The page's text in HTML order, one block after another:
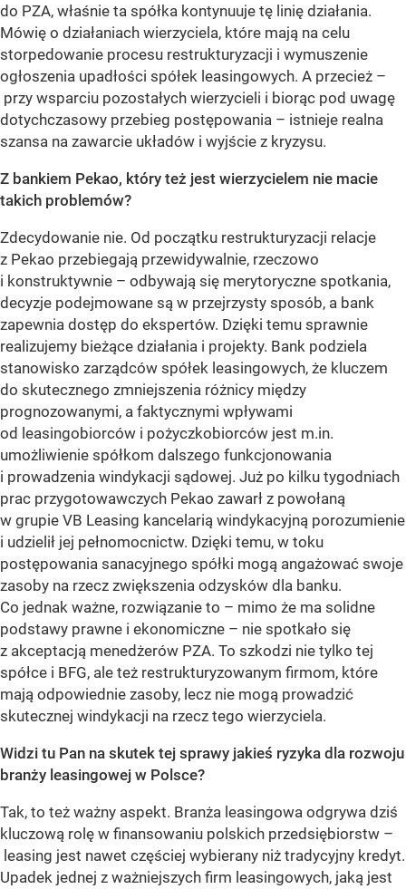
do PZA, właśnie ta spółka kontynuuje tę linię działania.
Mówię o działaniach wierzyciela, które mają na celu
storpedowanie procesu restrukturyzacji i wymuszenie
ogłoszenia upadłości spółek leasingowych. A przecież –
przy wsparciu pozostałych wierzycieli i biorąc pod uwagę
dotychczasowy przebieg postępowania – istnieje realna
szansa na zawarcie układów i wyjście z kryzysu.
Z bankiem Pekao, który też jest wierzycielem nie macie
takich problemów?
Zdecydowanie nie. Od początku restrukturyzacji relacje
z Pekao przebiegają przewidywalnie, rzeczowo
i konstruktywnie – odbywają się merytoryczne spotkania,
decyzje podejmowane są w przejrzysty sposób, a bank
zapewnia dostęp do ekspertów. Dzięki temu sprawnie
realizujemy bieżące działania i projekty. Bank podziela
stanowisko zarządców spółek leasingowych, że kluczem
do skutecznego zmniejszenia różnicy między
prognozowanymi, a faktycznymi wpływami
od leasingobiorców i pożyczkobiorców jest m.in.
umożliwienie spółkom dalszego funkcjonowania
i prowadzenia windykacji sądowej. Już po kilku tygodniach
prac przygotowawczych Pekao zawarł z powołaną
w grupie VB Leasing kancelarią windykacyjną porozumienie
i udzielił jej pełnomocnictw. Dzięki temu, w toku
postępowania sanacyjnego spółki mogą angażować swoje
zasoby na rzecz zwiększenia odzysków dla banku.
Co jednak ważne, rozwiązanie to – mimo że ma solidne
podstawy prawne i ekonomiczne – nie spotkało się
z akceptacją menedżerów PZA. To szkodzi nie tylko tej
spółce i BFG, ale też restrukturyzowanym firmom, które
mają odpowiednie zasoby, lecz nie mogą prowadzić
skutecznej windykacji na rzecz tego wierzyciela.
Widzi tu Pan na skutek tej sprawy jakieś ryzyka dla rozwoju
branży leasingowej w Polsce?
Tak, to też ważny aspekt. Branża leasingowa odgrywa dziś
kluczową rolę w finansowaniu polskich przedsiębiorstw –
leasing jest nawet częściej wybierany niż tradycyjny kredyt.
Upadek jednej z ważniejszych firm leasingowych, jaką jest